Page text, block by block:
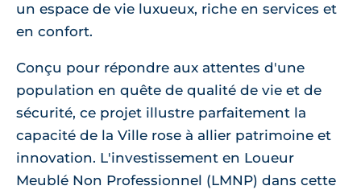
un espace de vie luxueux, riche en services et
en confort.
Conçu pour répondre aux attentes d'une
population en quête de qualité de vie et de
sécurité, ce projet illustre parfaitement la
capacité de la Ville rose à allier patrimoine et
innovation. L'investissement en Loueur
Meublé Non Professionnel (LMNP) dans cette